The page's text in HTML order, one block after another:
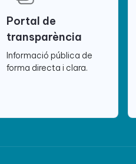
Portal de
transparència
Informació pública de
forma directa i clara.